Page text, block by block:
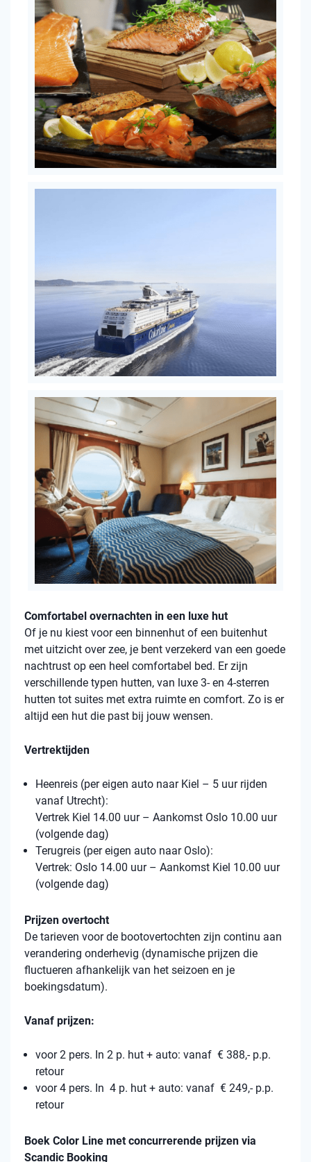
Comfortabel overnachten in een luxe hut
Of je nu kiest voor een binnenhut of een buitenhut
met uitzicht over zee, je bent verzekerd van een goede
nachtrust op een heel comfortabel bed. Er zijn
verschillende typen hutten, van luxe 3- en 4-sterren
hutten tot suites met extra ruimte en comfort. Zo is er
altijd een hut die past bij jouw wensen.
Vertrektijden
Heenreis (per eigen auto naar Kiel – 5 uur rijden
vanaf Utrecht):
Vertrek Kiel 14.00 uur – Aankomst Oslo 10.00 uur
(volgende dag)
Terugreis (per eigen auto naar Oslo):
Vertrek: Oslo 14.00 uur – Aankomst Kiel 10.00 uur
(volgende dag)
Prijzen overtocht
De tarieven voor de bootovertochten zijn continu aan
verandering onderhevig (dynamische prijzen die
fluctueren afhankelijk van het seizoen en je
boekingsdatum).
Vanaf prijzen:
voor 2 pers. In 2 p. hut + auto: vanaf € 388,- p.p.
retour
voor 4 pers. In 4 p. hut + auto: vanaf € 249,- p.p.
retour
Boek Color Line met concurrerende prijzen via
Scandic Booking